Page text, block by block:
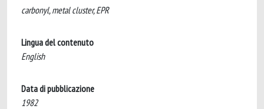
carbonyl, metal cluster, EPR
Lingua del contenuto
English
Data di pubblicazione
1982